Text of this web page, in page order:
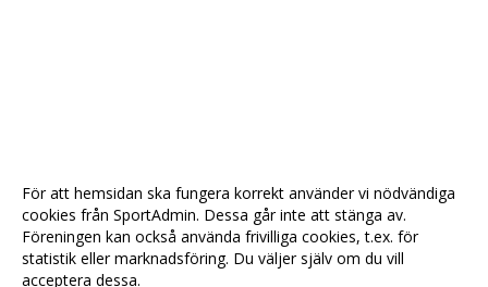
För att hemsidan ska fungera korrekt använder vi nödvändiga
cookies från SportAdmin. Dessa går inte att stänga av.
Föreningen kan också använda frivilliga cookies, t.ex. för
statistik eller marknadsföring. Du väljer själv om du vill
acceptera dessa.